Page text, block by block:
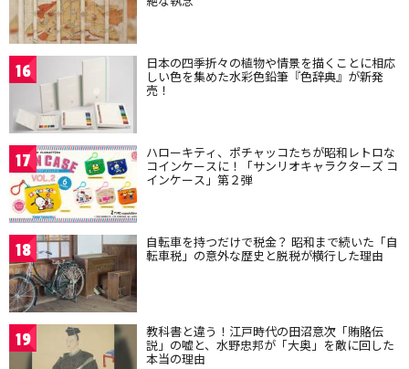
16 日本の四季折々の植物や情景を描くことに相応
しい色を集めた水彩色鉛筆『色辞典』が新発
売！
17 ハローキティ、ポチャッコたちが昭和レトロな
コインケースに！「サンリオキャラクターズ コ
インケース」第２弾
18 自転車を持つだけで税金？ 昭和まで続いた「自
転車税」の意外な歴史と脱税が横行した理由
19 教科書と違う！江戸時代の田沼意次「賄賂伝
説」の嘘と、水野忠邦が「大奥」を敵に回した
本当の理由